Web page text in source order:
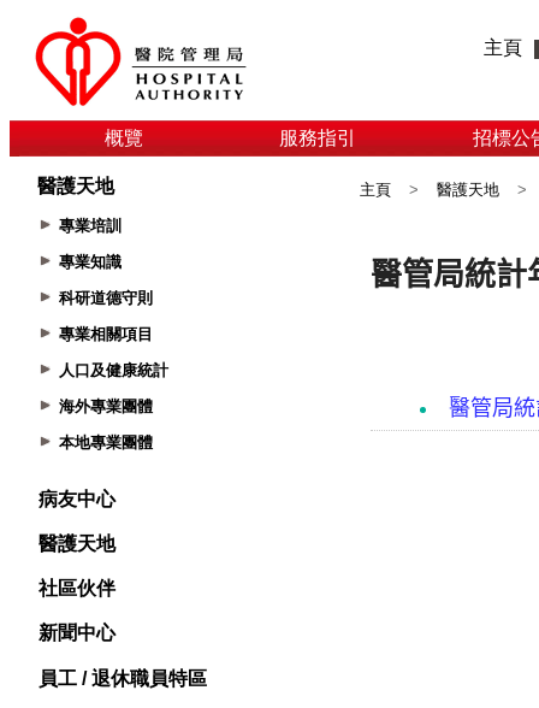
主頁
概覽 服務指引 招標公
醫護天地
專業培訓
專業知識
科研道德守則
專業相關項目
人口及健康統計
海外專業團體
本地專業團體
病友中心
醫護天地
社區伙伴
新聞中心
員工 / 退休職員特區
主頁 > 醫護天地 >